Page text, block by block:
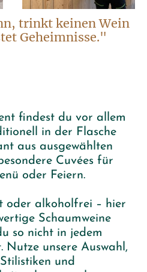
trinkt keinen Wein
Geheimnisse."
findest du vor allem
in der Flasche
aus ausgewählten
Cuvées für
oder Feiern.
oder alkoholfrei – hier
Schaumweine
so nicht in jedem
Nutze unsere Auswahl,
und